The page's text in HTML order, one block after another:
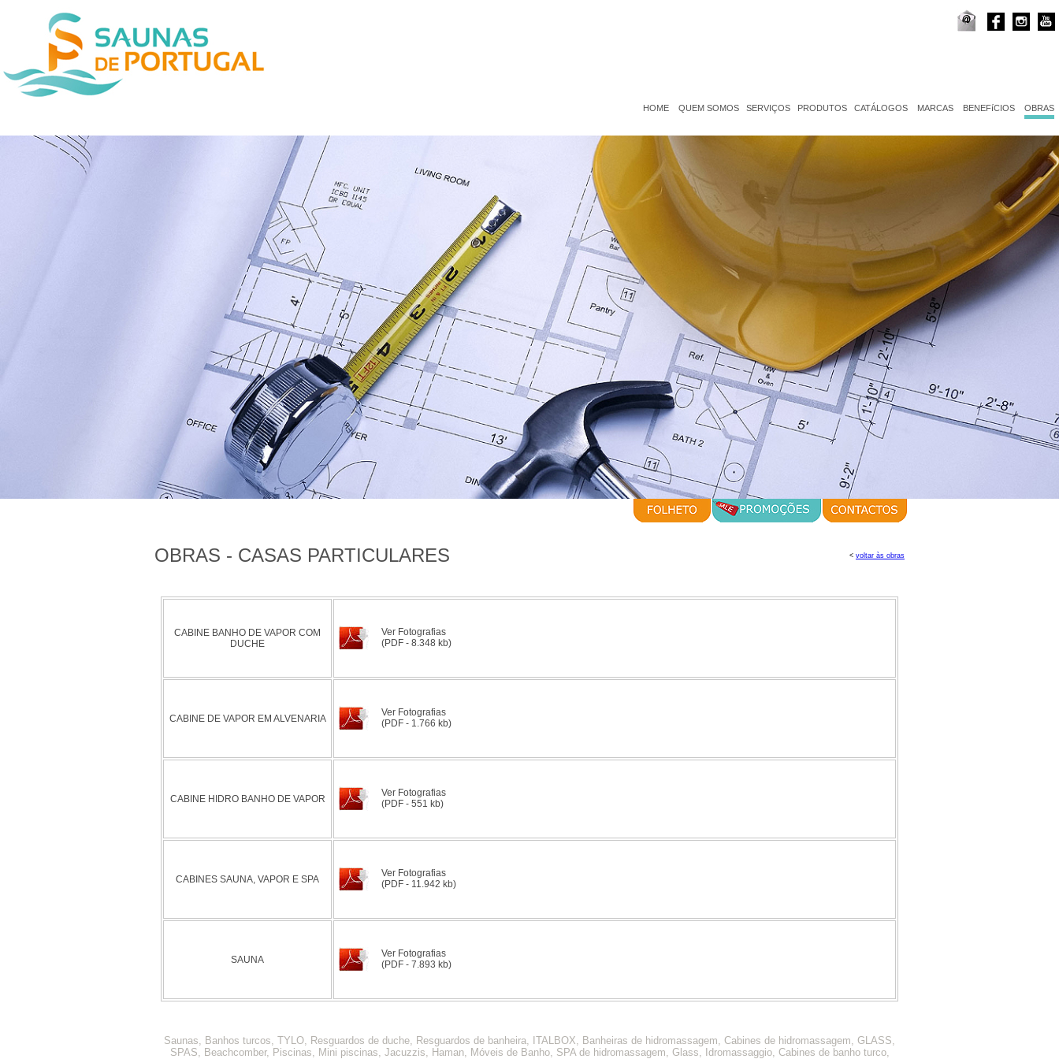
HOME QUEM SOMOS SERVIÇOS PRODUTOS CATÁLOGOS MARCAS BENEFíCIOS OBRAS
OBRAS - CASAS PARTICULARES < voltar às obras
CABINE BANHO DE VAPOR COM
DUCHE
Ver Fotografias
(PDF - 8.348 kb)
CABINE DE VAPOR EM ALVENARIA
Ver Fotografias
(PDF - 1.766 kb)
CABINE HIDRO BANHO DE VAPOR
Ver Fotografias
(PDF - 551 kb)
CABINES SAUNA, VAPOR E SPA
Ver Fotografias
(PDF - 11.942 kb)
SAUNA
Ver Fotografias
(PDF - 7.893 kb)
Saunas, Banhos turcos, TYLO, Resguardos de duche, Resguardos de banheira, ITALBOX, Banheiras de hidromassagem, Cabines de hidromassagem, GLASS,
SPAS, Beachcomber, Piscinas, Mini piscinas, Jacuzzis, Haman, Móveis de Banho, SPA de hidromassagem, Glass, Idromassaggio, Cabines de banho turco,